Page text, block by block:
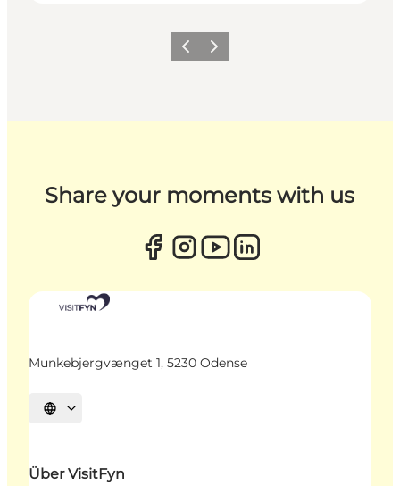
ZurückWeiter
Share your moments with us
Munkebjergvænget 1, 5230 Odense
Sprache auswählen
Über VisitFyn